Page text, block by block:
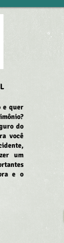
quer
do
você
um
e o